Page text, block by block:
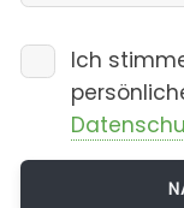
Ich